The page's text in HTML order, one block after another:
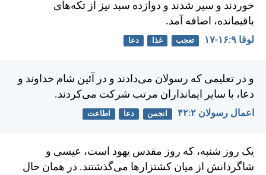
خوردند و سير شدند و دوازده سبد نيز از تكه‌های
باقيمانده، اضافه آمد.
لوقا ۹:‏۱۶-‏۱۷ تعجب غذا دعا
و در تعليمی كه رسولان می‌دادند و در آئين شام خداوند و
دعا، با ساير ايمانداران مرتب شركت می‌كردند.
اعمال رسولان ۲:‏۴۲ انجمن دعا اطاعت
يک روز شنبه، كه روز مقدس يهود است، عيسی و
شاگردانش از ميان كشتزارها می‌گذشتند. در همان حال